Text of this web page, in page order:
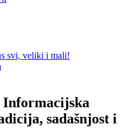
svi, veliki i mali!
Informacijska
sadašnjost i